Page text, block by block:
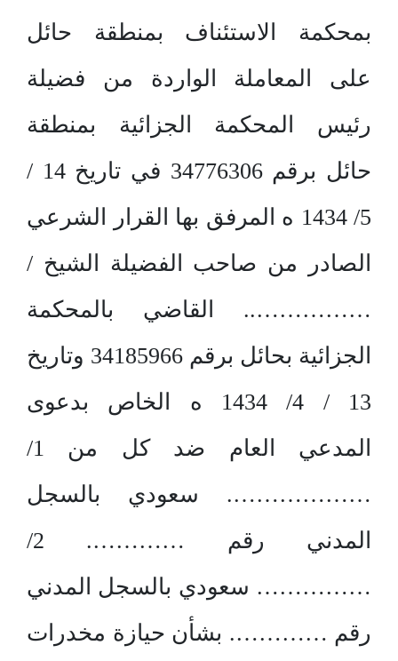
بمحكمة الاستئناف بمنطقة حائل
على المعاملة الواردة من فضيلة
رئيس المحكمة الجزائية بمنطقة
حائل برقم 34776306 في تاريخ 14 /
5/ 1434 ه المرفق بها القرار الشرعي
الصادر من صاحب الفضيلة الشيخ /
…………….. القاضي بالمحكمة
الجزائية بحائل برقم 34185966 وتاريخ
13 / 4/ 1434 ه الخاص بدعوى
المدعي العام ضد كل من 1/
………………. سعودي بالسجل
المدني رقم …………. 2/
…………… سعودي بالسجل المدني
رقم …………. بشأن حيازة مخدرات